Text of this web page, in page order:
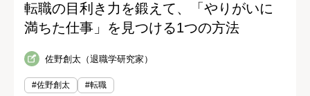
転職の目利き力を鍛えて、「やりがいに
満ちた仕事」を見つける1つの方法
佐野創太（退職学研究家）
#佐野創太 #転職